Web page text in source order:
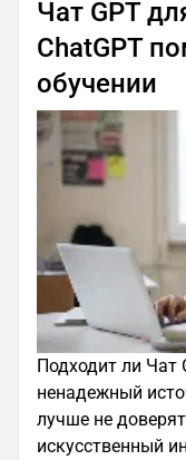
Чат GPT
ChatGPT
обучении
Подходит ли Чат
ненадежный
лучше не
искусственный